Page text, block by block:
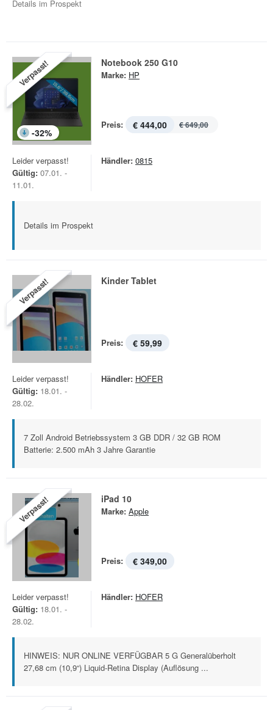
Details im Prospekt
Verpasst!
-32%
Notebook 250 G10
Marke: HP
Preis: € 444,00 € 649,00
Leider verpasst!
Gültig: 07.01. -
11.01.
Händler: 0815
Details im Prospekt
Verpasst! Kinder Tablet
Preis: € 59,99
Leider verpasst!
Gültig: 18.01. -
28.02.
Händler: HOFER
7 Zoll Android Betriebssystem 3 GB DDR / 32 GB ROM
Batterie: 2.500 mAh 3 Jahre Garantie
Verpasst! iPad 10
Marke: Apple
Preis: € 349,00
Leider verpasst!
Gültig: 18.01. -
28.02.
Händler: HOFER
HINWEIS: NUR ONLINE VERFÜGBAR 5 G Generalüberholt
27,68 cm (10,9“) Liquid-Retina Display (Auflösung ...